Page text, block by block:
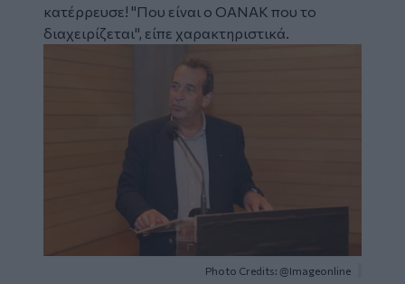
κατέρρευσε! "Που είναι ο ΟΑΝΑΚ που το
διαχειρίζεται", είπε χαρακτηριστικά.
Photo Credits: @Imageonline